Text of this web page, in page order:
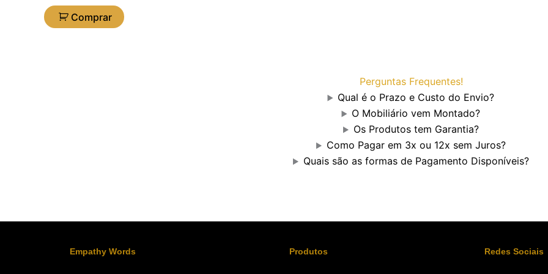
Comprar
Perguntas Frequentes!
Qual é o Prazo e Custo do Envio?
O Mobiliário vem Montado?
Os Produtos tem Garantia?
Como Pagar em 3x ou 12x sem Juros?
Quais são as formas de Pagamento Disponíveis?
Empathy Words Produtos Redes Sociais